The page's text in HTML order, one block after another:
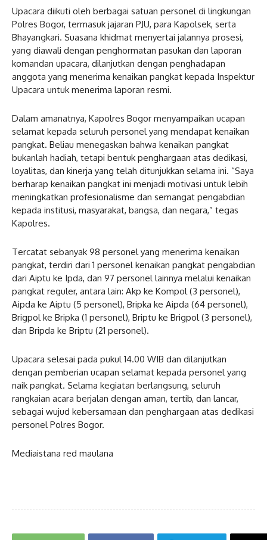
Upacara diikuti oleh berbagai satuan personel di lingkungan
Polres Bogor, termasuk jajaran PJU, para Kapolsek, serta
Bhayangkari. Suasana khidmat menyertai jalannya prosesi,
yang diawali dengan penghormatan pasukan dan laporan
komandan upacara, dilanjutkan dengan penghadapan
anggota yang menerima kenaikan pangkat kepada Inspektur
Upacara untuk menerima laporan resmi.
Dalam amanatnya, Kapolres Bogor menyampaikan ucapan
selamat kepada seluruh personel yang mendapat kenaikan
pangkat. Beliau menegaskan bahwa kenaikan pangkat
bukanlah hadiah, tetapi bentuk penghargaan atas dedikasi,
loyalitas, dan kinerja yang telah ditunjukkan selama ini. “Saya
berharap kenaikan pangkat ini menjadi motivasi untuk lebih
meningkatkan profesionalisme dan semangat pengabdian
kepada institusi, masyarakat, bangsa, dan negara,” tegas
Kapolres.
Tercatat sebanyak 98 personel yang menerima kenaikan
pangkat, terdiri dari 1 personel kenaikan pangkat pengabdian
dari Aiptu ke Ipda, dan 97 personel lainnya melalui kenaikan
pangkat reguler, antara lain: Akp ke Kompol (3 personel),
Aipda ke Aiptu (5 personel), Bripka ke Aipda (64 personel),
Brigpol ke Bripka (1 personel), Briptu ke Brigpol (3 personel),
dan Bripda ke Briptu (21 personel).
Upacara selesai pada pukul 14.00 WIB dan dilanjutkan
dengan pemberian ucapan selamat kepada personel yang
naik pangkat. Selama kegiatan berlangsung, seluruh
rangkaian acara berjalan dengan aman, tertib, dan lancar,
sebagai wujud kebersamaan dan penghargaan atas dedikasi
personel Polres Bogor.
Mediaistana red maulana